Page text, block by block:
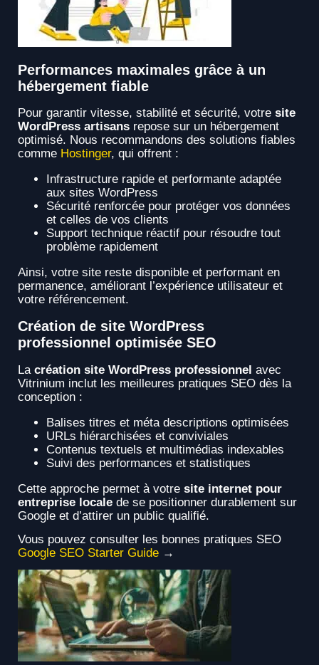
Performances maximales grâce à un
hébergement fiable
Pour garantir vitesse, stabilité et sécurité, votre site
WordPress artisans repose sur un hébergement
optimisé. Nous recommandons des solutions fiables
comme Hostinger, qui offrent :
Infrastructure rapide et performante adaptée
aux sites WordPress
Sécurité renforcée pour protéger vos données
et celles de vos clients
Support technique réactif pour résoudre tout
problème rapidement
Ainsi, votre site reste disponible et performant en
permanence, améliorant l’expérience utilisateur et
votre référencement.
Création de site WordPress
professionnel optimisée SEO
La création site WordPress professionnel avec
Vitrinium inclut les meilleures pratiques SEO dès la
conception :
Balises titres et méta descriptions optimisées
URLs hiérarchisées et conviviales
Contenus textuels et multimédias indexables
Suivi des performances et statistiques
Cette approche permet à votre site internet pour
entreprise locale de se positionner durablement sur
Google et d’attirer un public qualifié.
Vous pouvez consulter les bonnes pratiques SEO
Google SEO Starter Guide →